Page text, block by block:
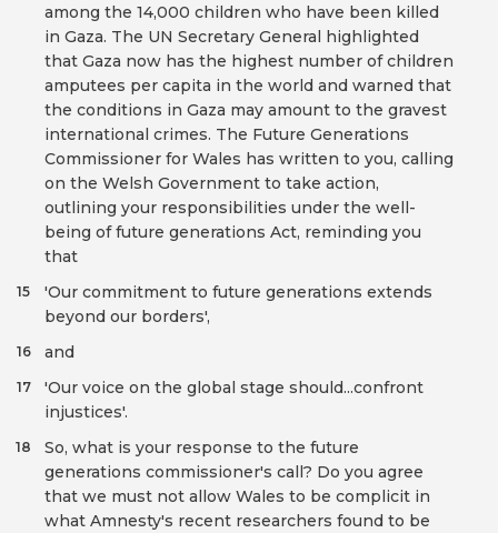
among the 14,000 children who have been killed
in Gaza. The UN Secretary General highlighted
that Gaza now has the highest number of children
amputees per capita in the world and warned that
the conditions in Gaza may amount to the gravest
international crimes. The Future Generations
Commissioner for Wales has written to you, calling
on the Welsh Government to take action,
outlining your responsibilities under the well-
being of future generations Act, reminding you
that
'Our commitment to future generations extends
beyond our borders',
15
and
16
'Our voice on the global stage should...confront
injustices'.
17
So, what is your response to the future
generations commissioner's call? Do you agree
that we must not allow Wales to be complicit in
what Amnesty's recent researchers found to be
18